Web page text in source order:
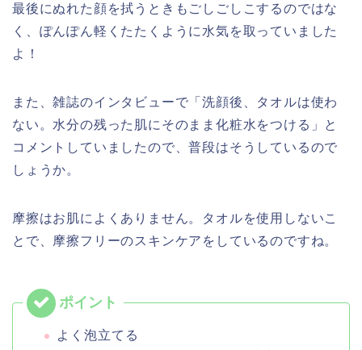
最後にぬれた顔を拭うときもごしごしこするのではな
く、ぽんぽん軽くたたくように水気を取っていました
よ！
また、雑誌のインタビューで「洗顔後、タオルは使わ
ない。水分の残った肌にそのまま化粧水をつける」と
コメントしていましたので、普段はそうしているので
しょうか。
摩擦はお肌によくありません。タオルを使用しないこ
とで、摩擦フリーのスキンケアをしているのですね。
よく泡立てる